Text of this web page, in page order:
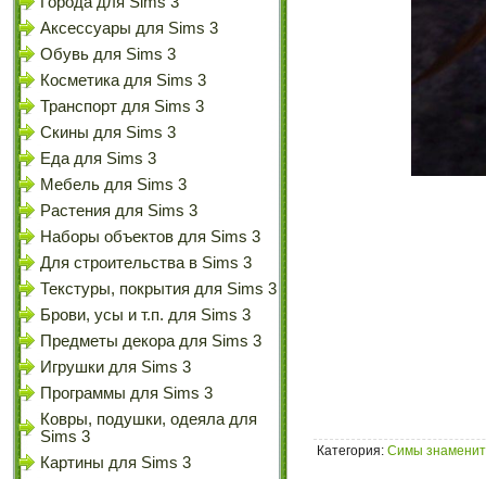
Аксессуары для Sims 3
Обувь для Sims 3
Косметика для Sims 3
Транспорт для Sims 3
Скины для Sims 3
Еда для Sims 3
Мебель для Sims 3
Растения для Sims 3
Наборы объектов для Sims 3
Для строительства в Sims 3
Текстуры, покрытия для Sims 3
Брови, усы и т.п. для Sims 3
Предметы декора для Sims 3
Игрушки для Sims 3
Программы для Sims 3
Ковры, подушки, одеяла для
Sims 3
Картины для Sims 3
Категория: Симы